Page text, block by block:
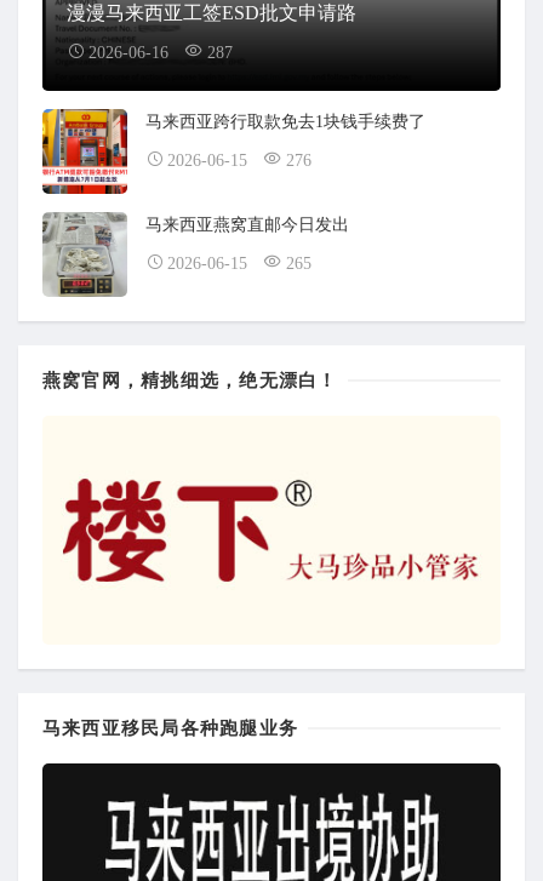
漫漫马来西亚工签ESD批文申请路
2026-06-16 287
马来西亚跨行取款免去1块钱手续费了
2026-06-15 276
马来西亚燕窝直邮今日发出
2026-06-15 265
燕窝官网，精挑细选，绝无漂白！
马来西亚移民局各种跑腿业务